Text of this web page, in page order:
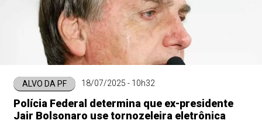
ALVO DA PF 18/07/2025 - 10h32
Polícia Federal determina que ex-presidente
Jair Bolsonaro use tornozeleira eletrônica